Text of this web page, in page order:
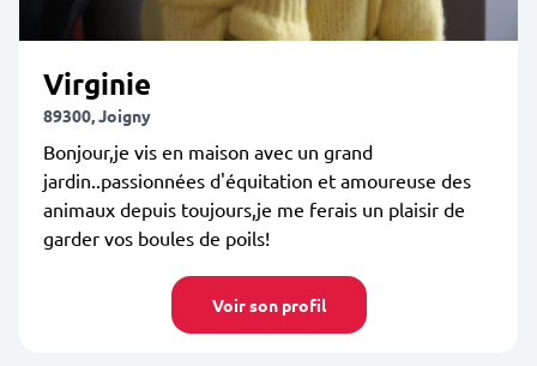
Virginie
89300, Joigny
Bonjour,je vis en maison avec un grand
jardin..passionnées d'équitation et amoureuse des
animaux depuis toujours,je me ferais un plaisir de
garder vos boules de poils!
Voir son profil